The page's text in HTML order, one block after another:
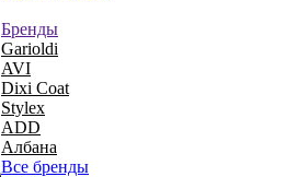
Бренды
Garioldi
AVI
Dixi Coat
Stylex
ADD
Албана
Все бренды